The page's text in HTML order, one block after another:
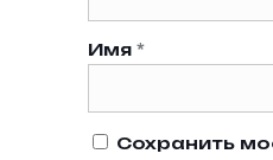
Имя *
Сохранить